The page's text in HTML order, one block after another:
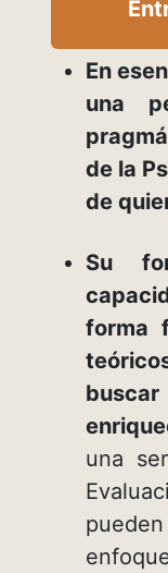
En
una
de la
de
Su
forma
una